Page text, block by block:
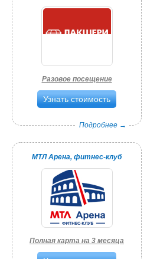
Разовое посещение
Узнать стоимость
Подробнее →
МТЛ Арена, фитнес-клуб
Полная карта на 3 месяца